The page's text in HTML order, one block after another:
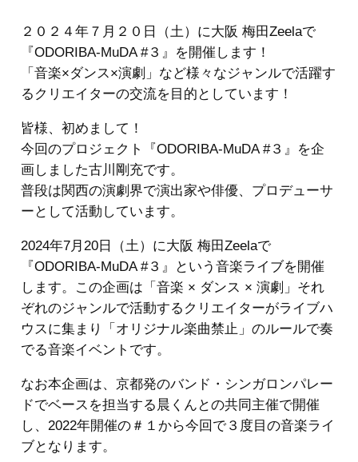
２０２４年７月２０日（土）に大阪 梅田Zeelaで
『ODORIBA-MuDA #３』を開催します！
「音楽×ダンス×演劇」など様々なジャンルで活躍す
るクリエイターの交流を目的としています！
皆様、初めまして！
今回のプロジェクト『ODORIBA-MuDA #３』を企
画しました古川剛充です。
普段は関西の演劇界で演出家や俳優、プロデューサ
ーとして活動しています。
2024年7月20日（土）に大阪 梅田Zeelaで
『ODORIBA-MuDA #３』という音楽ライブを開催
します。この企画は「音楽 × ダンス × 演劇」それ
ぞれのジャンルで活動するクリエイターがライブハ
ウスに集まり「オリジナル楽曲禁止」のルールで奏
でる音楽イベントです。
なお本企画は、京都発のバンド・シンガロンパレー
ドでベースを担当する晨くんとの共同主催で開催
し、2022年開催の＃１から今回で３度目の音楽ライ
ブとなります。